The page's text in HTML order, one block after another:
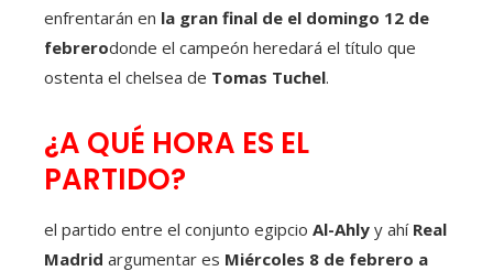
enfrentarán en la gran final de el domingo 12 de
febrerodonde el campeón heredará el título que
ostenta el chelsea de Tomas Tuchel.
¿A QUÉ HORA ES EL
PARTIDO?
el partido entre el conjunto egipcio Al-Ahly y ahíReal
Madrid argumentar es Miércoles 8 de febrero a